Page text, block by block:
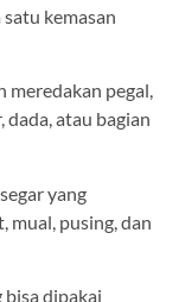
kemasan
meredakan pegal,
dada, atau bagian
yang
mual, pusing, dan
dipakai